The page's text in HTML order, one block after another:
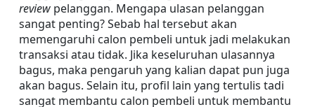
review pelanggan. Mengapa ulasan pelanggan
sangat penting? Sebab hal tersebut akan
memengaruhi calon pembeli untuk jadi melakukan
transaksi atau tidak. Jika keseluruhan ulasannya
bagus, maka pengaruh yang kalian dapat pun juga
akan bagus. Selain itu, profil lain yang tertulis tadi
sangat membantu calon pembeli untuk membantu